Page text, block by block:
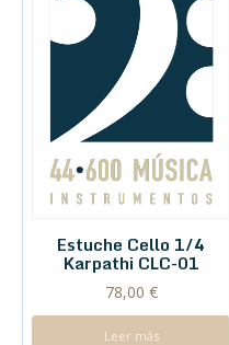
Estuche Cello 1/4
Karpathi CLC-01
78,00 €
Leer más